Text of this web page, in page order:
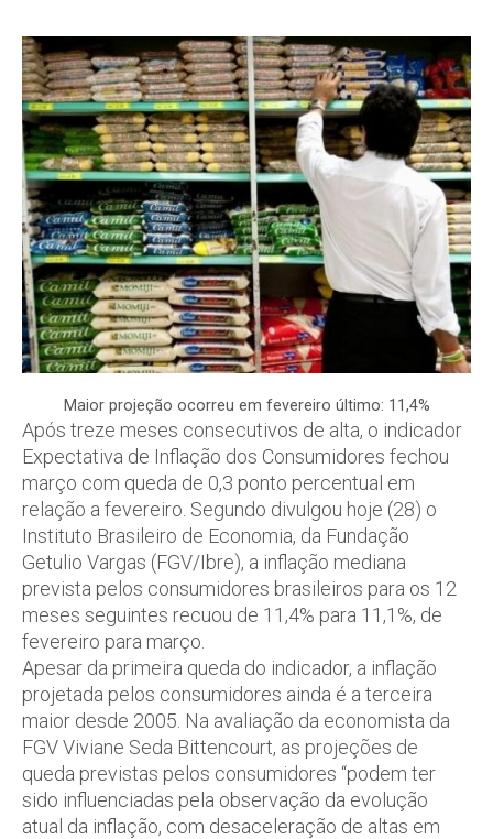
Maior projeção ocorreu em fevereiro último: 11,4%
Após treze meses consecutivos de alta, o indicador
Expectativa de Inflação dos Consumidores fechou
março com queda de 0,3 ponto percentual em
relação a fevereiro. Segundo divulgou hoje (28) o
Instituto Brasileiro de Economia, da Fundação
Getulio Vargas (FGV/Ibre), a inflação mediana
prevista pelos consumidores brasileiros para os 12
meses seguintes recuou de 11,4% para 11,1%, de
fevereiro para março.
Apesar da primeira queda do indicador, a inflação
projetada pelos consumidores ainda é a terceira
maior desde 2005. Na avaliação da economista da
FGV Viviane Seda Bittencourt, as projeções de
queda previstas pelos consumidores “podem ter
sido influenciadas pela observação da evolução
atual da inflação, com desaceleração de altas em